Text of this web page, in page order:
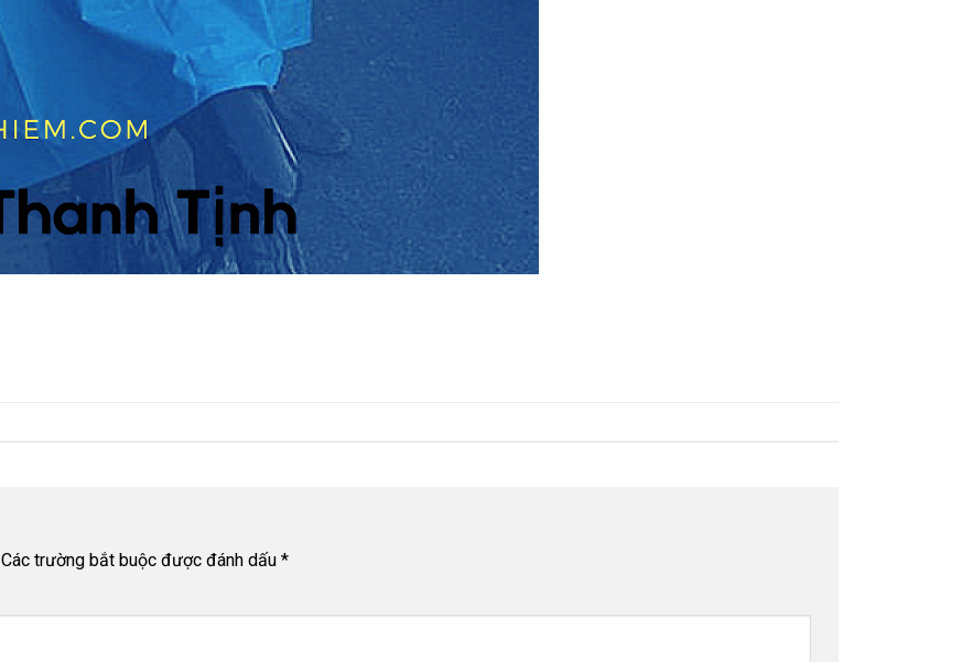
Các trường bắt buộc được đánh dấu *